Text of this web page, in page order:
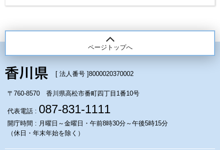
ページトップへ
[ 法人番号 ]8000020370002
〒760-8570 香川県高松市番町四丁目1番10号
代表電話 : 087-831-1111
開庁時間 : 月曜日～金曜日・午前8時30分～午後5時15分
（休日・年末年始を除く）